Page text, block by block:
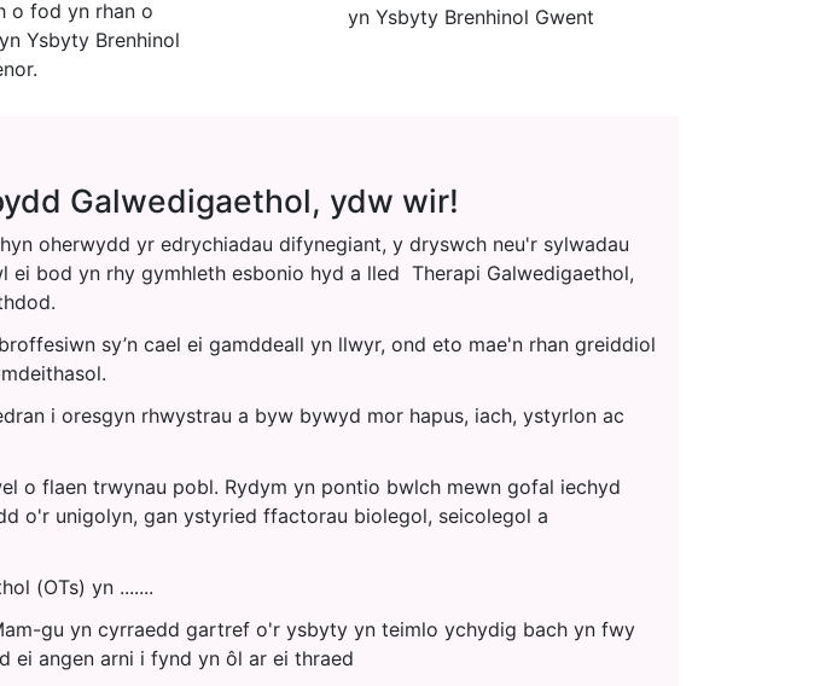
o fod yn rhan o
Ysbyty Brenhinol
yn Ysbyty Brenhinol Gwent
Galwedigaethol, ydw wir!
oherwydd yr edrychiadau difynegiant, y dryswch neu'r sylwadau
ei bod yn rhy gymhleth esbonio hyd a lled Therapi Galwedigaethol,
sy’n cael ei gamddeall yn llwyr, ond eto mae'n rhan greiddiol
i oresgyn rhwystrau a byw bywyd mor hapus, iach, ystyrlon ac
o flaen trwynau pobl. Rydym yn pontio bwlch mewn gofal iechyd
o'r unigolyn, gan ystyried ffactorau biolegol, seicolegol a
(OTs) yn .......
gu yn cyrraedd gartref o'r ysbyty yn teimlo ychydig bach yn fwy
ei angen arni i fynd yn ôl ar ei thraed